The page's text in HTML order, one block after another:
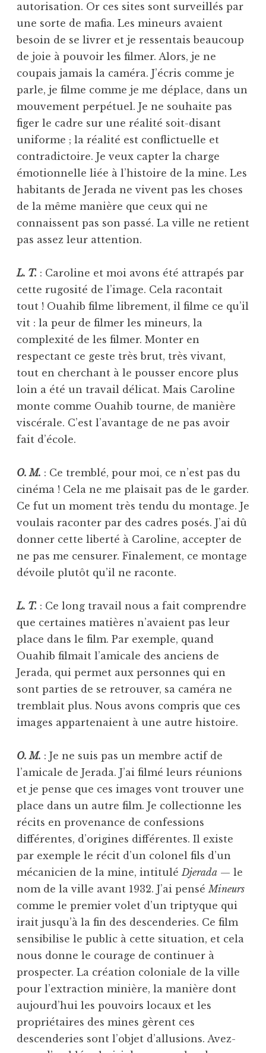
autorisation. Or ces sites sont surveillés par
une sorte de mafia. Les mineurs avaient
besoin de se livrer et je ressentais beaucoup
de joie à pouvoir les filmer. Alors, je ne
coupais jamais la caméra. J’écris comme je
parle, je filme comme je me déplace, dans un
mouvement perpétuel. Je ne souhaite pas
figer le cadre sur une réalité soit-disant
uniforme ; la réalité est conflictuelle et
contradictoire. Je veux capter la charge
émotionnelle liée à l’histoire de la mine. Les
habitants de Jerada ne vivent pas les choses
de la même manière que ceux qui ne
connaissent pas son passé. La ville ne retient
pas assez leur attention.
L. T. : Caroline et moi avons été attrapés par
cette rugosité de l’image. Cela racontait
tout ! Ouahib filme librement, il filme ce qu’il
vit : la peur de filmer les mineurs, la
complexité de les filmer. Monter en
respectant ce geste très brut, très vivant,
tout en cherchant à le pousser encore plus
loin a été un travail délicat. Mais Caroline
monte comme Ouahib tourne, de manière
viscérale. C’est l’avantage de ne pas avoir
fait d’école.
O. M. : Ce tremblé, pour moi, ce n’est pas du
cinéma ! Cela ne me plaisait pas de le garder.
Ce fut un moment très tendu du montage. Je
voulais raconter par des cadres posés. J’ai dû
donner cette liberté à Caroline, accepter de
ne pas me censurer. Finalement, ce montage
dévoile plutôt qu’il ne raconte.
L. T. : Ce long travail nous a fait comprendre
que certaines matières n’avaient pas leur
place dans le film. Par exemple, quand
Ouahib filmait l’amicale des anciens de
Jerada, qui permet aux personnes qui en
sont parties de se retrouver, sa caméra ne
tremblait plus. Nous avons compris que ces
images appartenaient à une autre histoire.
O. M. : Je ne suis pas un membre actif de
l’amicale de Jerada. J’ai filmé leurs réunions
et je pense que ces images vont trouver une
place dans un autre film. Je collectionne les
récits en provenance de confessions
différentes, d’origines différentes. Il existe
par exemple le récit d’un colonel fils d’un
mécanicien de la mine, intituléDjerada — le
nom de la ville avant 1932. J’ai penséMineurs
comme le premier volet d’un triptyque qui
irait jusqu’à la fin des descenderies. Ce film
sensibilise le public à cette situation, et cela
nous donne le courage de continuer à
prospecter. La création coloniale de la ville
pour l’extraction minière, la manière dont
aujourd’hui les pouvoirs locaux et les
propriétaires des mines gèrent ces
descenderies sont l’objet d’allusions. Avez-